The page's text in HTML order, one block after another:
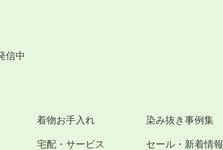
信中
着物お手入れ 染み抜き事例集
宅配・サービス セール・新着情報